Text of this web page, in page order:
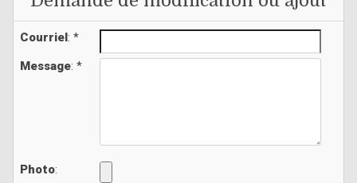
Courriel : *
Message: *
Photo: